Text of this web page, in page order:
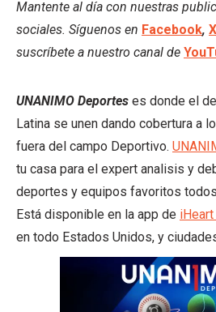
Mantente al día con nuestras
sociales. Síguenos en Facebook, X
suscríbete a nuestro canal de
UNANIMO Deportes es donde el
Latina se unen dando cobertura a
fuera del campo Deportivo.
tu casa para el expert analisis y
deportes y equipos favoritos
Está disponible en la app de
en todo Estados Unidos, y